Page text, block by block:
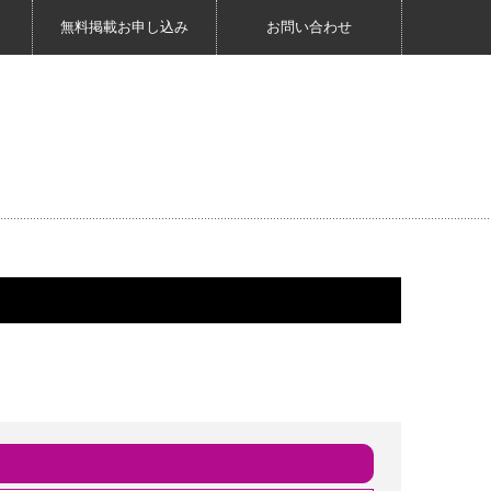
無料掲載お申し込み お問い合わせ